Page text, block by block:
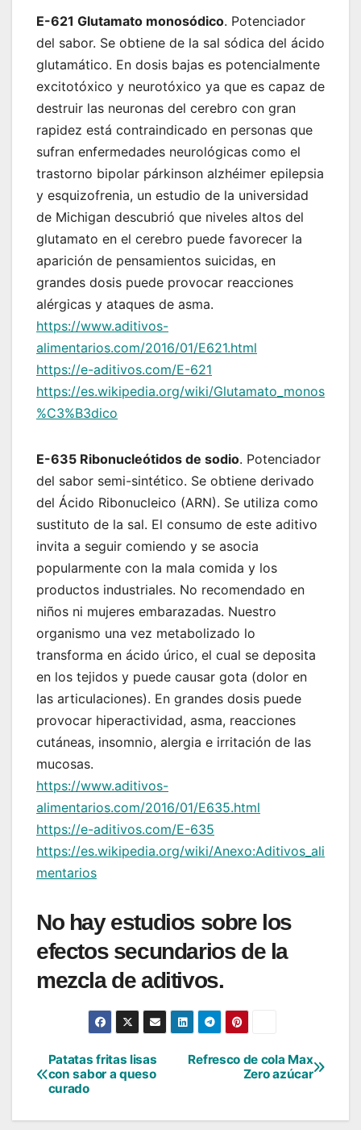
E-621 Glutamato monosódico. Potenciador
del sabor. Se obtiene de la sal sódica del ácido
glutamático. En dosis bajas es potencialmente
excitotóxico y neurotóxico ya que es capaz de
destruir las neuronas del cerebro con gran
rapidez está contraindicado en personas que
sufran enfermedades neurológicas como el
trastorno bipolar párkinson alzhéimer epilepsia
y esquizofrenia, un estudio de la universidad
de Michigan descubrió que niveles altos del
glutamato en el cerebro puede favorecer la
aparición de pensamientos suicidas, en
grandes dosis puede provocar reacciones
alérgicas y ataques de asma.
https://www.aditivos-
alimentarios.com/2016/01/E621.html
https://e-aditivos.com/E-621
https://es.wikipedia.org/wiki/Glutamato_monos
%C3%B3dico
E-635 Ribonucleótidos de sodio. Potenciador
del sabor semi-sintético. Se obtiene derivado
del Ácido Ribonucleico (ARN). Se utiliza como
sustituto de la sal. El consumo de este aditivo
invita a seguir comiendo y se asocia
popularmente con la mala comida y los
productos industriales. No recomendado en
niños ni mujeres embarazadas. Nuestro
organismo una vez metabolizado lo
transforma en ácido úrico, el cual se deposita
en los tejidos y puede causar gota (dolor en
las articulaciones). En grandes dosis puede
provocar hiperactividad, asma, reacciones
cutáneas, insomnio, alergia e irritación de las
mucosas.
https://www.aditivos-
alimentarios.com/2016/01/E635.html
https://e-aditivos.com/E-635
https://es.wikipedia.org/wiki/Anexo:Aditivos_ali
mentarios
No hay estudios sobre los
efectos secundarios de la
mezcla de aditivos.
Navegación
de
Refresco de cola Max
Zero azúcar
Patatas fritas lisas
con sabor a queso
curado